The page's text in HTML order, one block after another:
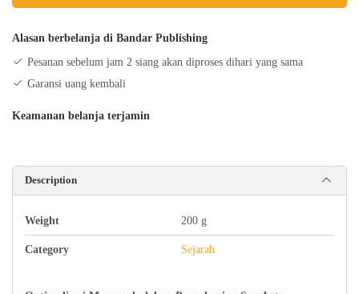
Gampong
Alasan berbelanja di Bandar Publishing
Pesanan sebelum jam 2 siang akan diproses dihari yang sama
Garansi uang kembali
Keamanan belanja terjamin
Description
Weight 200 g
Category Sejarah